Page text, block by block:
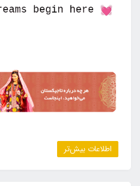
اطلاعات بیش‌تر